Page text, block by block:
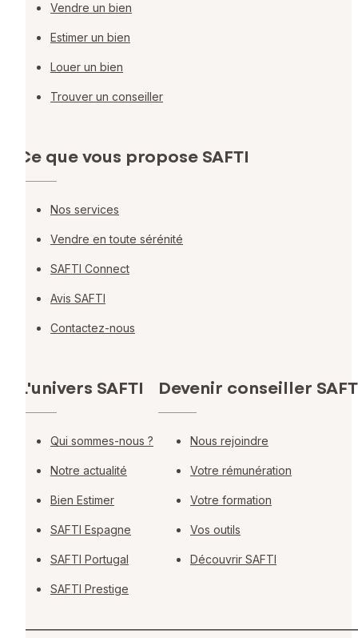
Vendre un bien
Estimer un bien
Louer un bien
Trouver un conseiller
Ce que vous propose SAFTI
Nos services
Vendre en toute sérénité
SAFTI Connect
Avis SAFTI
Contactez-nous
L'univers SAFTI
Qui sommes-nous ?
Notre actualité
Bien Estimer
SAFTI Espagne
SAFTI Portugal
SAFTI Prestige
Devenir conseiller
Nous rejoindre
Votre rémunération
Votre formation
Vos outils
Découvrir SAFTI